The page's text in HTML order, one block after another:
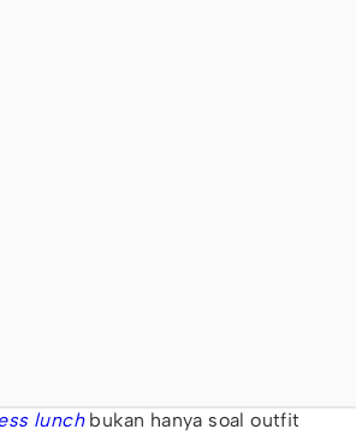
lunchbukan hanya soal outfit